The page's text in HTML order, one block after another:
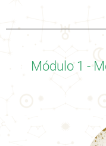
Módulo 1 -